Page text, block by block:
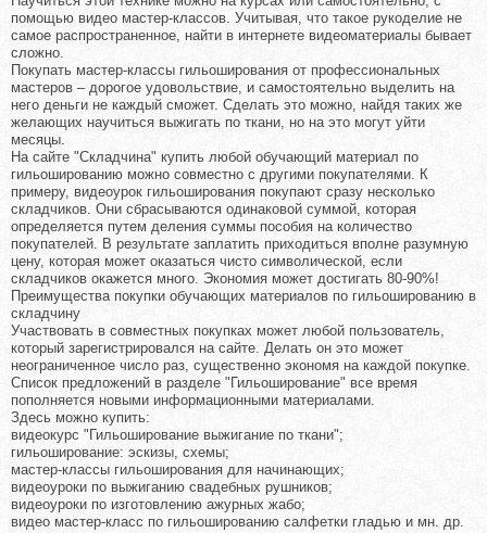
помощью видео мастер-классов. Учитывая, что такое рукоделие не
самое распространенное, найти в интернете видеоматериалы бывает
сложно.
Покупать мастер-классы гильоширования от профессиональных
мастеров – дорогое удовольствие, и самостоятельно выделить на
него деньги не каждый сможет. Сделать это можно, найдя таких же
желающих научиться выжигать по ткани, но на это могут уйти
месяцы.
На сайте "Складчина" купить любой обучающий материал по
гильошированию можно совместно с другими покупателями. К
примеру, видеоурок гильоширования покупают сразу несколько
складчиков. Они сбрасываются одинаковой суммой, которая
определяется путем деления суммы пособия на количество
покупателей. В результате заплатить приходиться вполне разумную
цену, которая может оказаться чисто символической, если
складчиков окажется много. Экономия может достигать 80-90%!
Преимущества покупки обучающих материалов по гильошированию в
складчину
Участвовать в совместных покупках может любой пользователь,
который зарегистрировался на сайте. Делать он это может
неограниченное число раз, существенно экономя на каждой покупке.
Список предложений в разделе "Гильоширование" все время
пополняется новыми информационными материалами.
Здесь можно купить:
видеокурс "Гильоширование выжигание по ткани";
гильоширование: эскизы, схемы;
мастер-классы гильоширования для начинающих;
видеоуроки по выжиганию свадебных рушников;
видеоуроки по изготовлению ажурных жабо;
видео мастер-класс по гильошированию салфетки гладью и мн. др.